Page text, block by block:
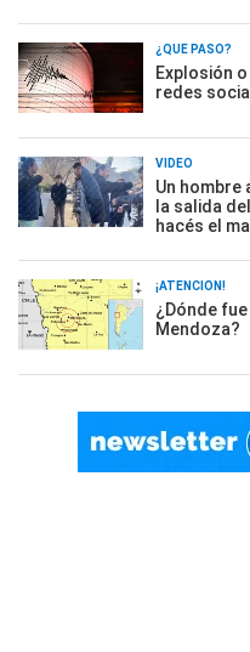
¿QUÉ PASÓ?
Explosión
redes
VIDEO
Un hombre
la salida
hacés el
¡ATENCIÓN!
¿Dónde
Mendoza?